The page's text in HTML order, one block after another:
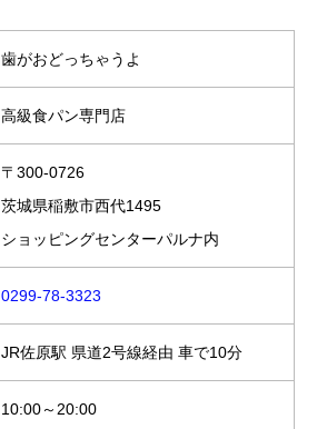
歯がおどっちゃうよ
高級食パン専門店
〒300-0726
茨城県稲敷市西代1495
ショッピングセンターパルナ内
0299-78-3323
JR佐原駅 県道2号線経由 車で10分
10:00～20:00